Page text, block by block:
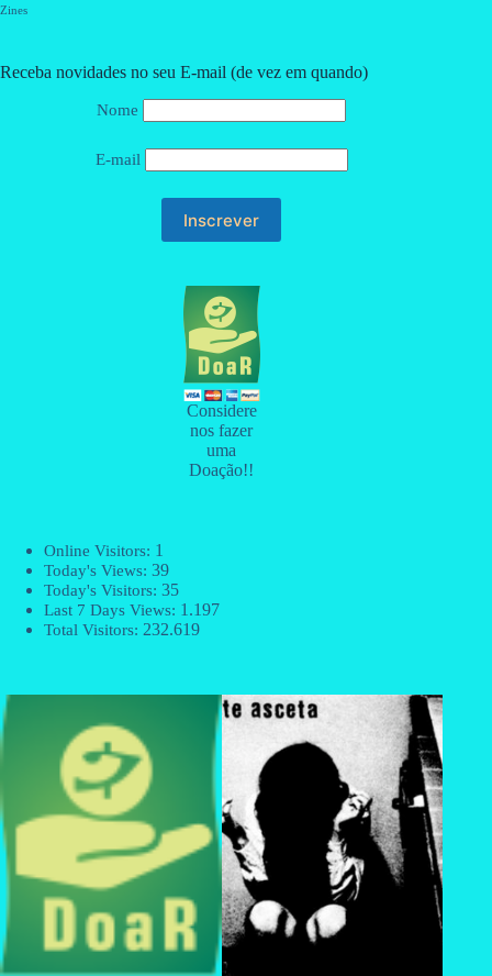
Zines
Receba novidades no seu E-mail (de vez em quando)
Nome
E-mail
Considere
nos fazer
uma
Doação!!
Online Visitors: 1
Today's Views: 39
Today's Visitors: 35
Last 7 Days Views: 1.197
Total Visitors: 232.619